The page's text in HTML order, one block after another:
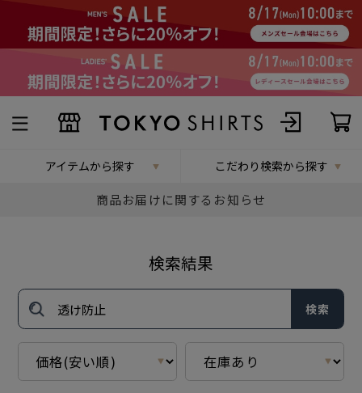
アイテムから探す こだわり検索から探す
商品お届けに関するお知らせ
検索結果
検索